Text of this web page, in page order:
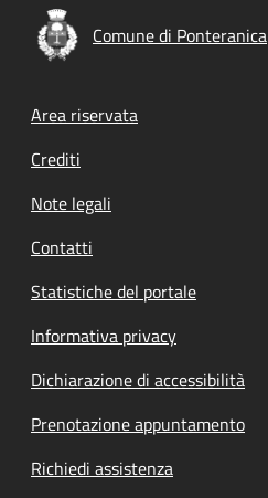
Comune di Ponteranica
Footer menu
Area riservata
Crediti
Note legali
Contatti
Statistiche del portale
Informativa privacy
Dichiarazione di accessibilità
Prenotazione appuntamento
Richiedi assistenza